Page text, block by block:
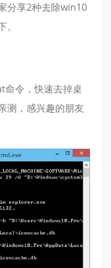
分享2种去除win10
命令，快速去掉桌
测，感兴趣的朋友